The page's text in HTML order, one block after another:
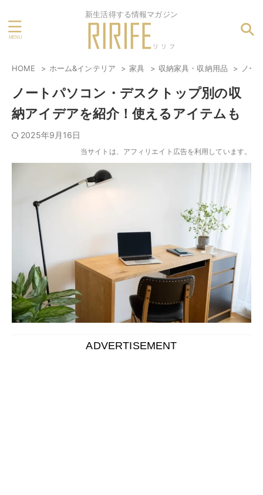
新生活得する情報マガジン
HOME ホーム&インテリア 家具 収納家具・収納用品 ノー
ノートパソコン・デスクトップ別の収
納アイデアを紹介！使えるアイテムも
2025年9月16日
当サイトは、アフィリエイト広告を利用しています。
ADVERTISEMENT